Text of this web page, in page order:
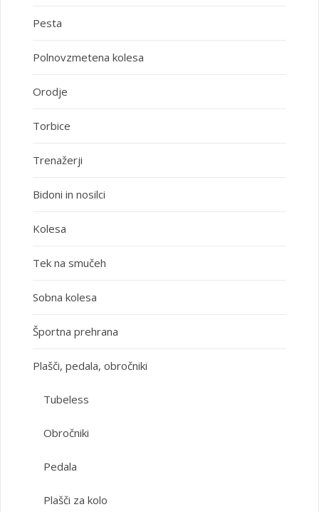
Pesta
Polnovzmetena kolesa
Orodje
Torbice
Trenažerji
Bidoni in nosilci
Kolesa
Tek na smučeh
Sobna kolesa
Športna prehrana
Plašči, pedala, obročniki
Tubeless
Obročniki
Pedala
Plašči za kolo